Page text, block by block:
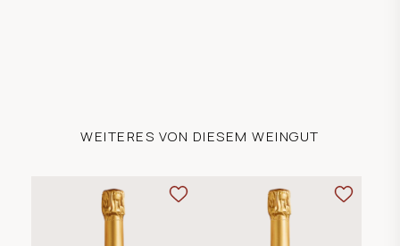
WEITERES VON DIESEM WEINGUT